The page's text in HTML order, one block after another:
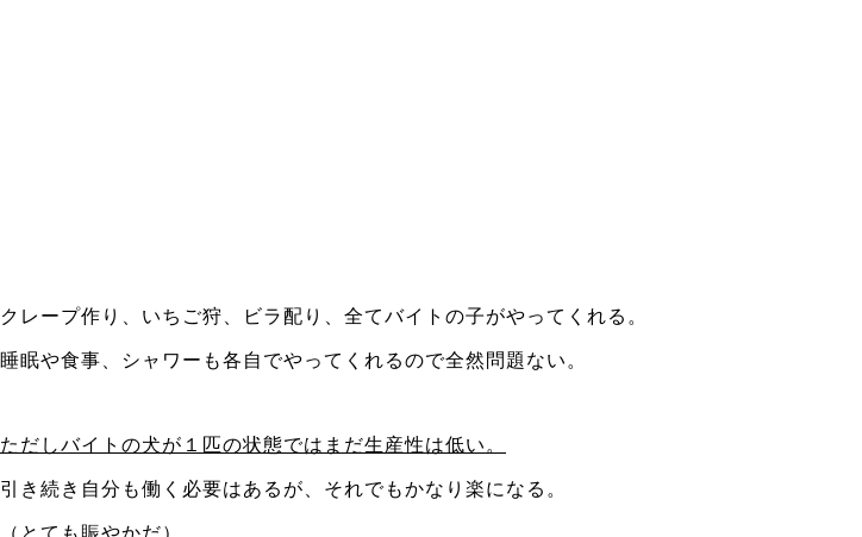
クレープ作り、いちご狩、ビラ配り、全てバイトの子がやってくれる。
睡眠や食事、シャワーも各自でやってくれるので全然問題ない。
ただしバイトの犬が１匹の状態ではまだ生産性は低い。
引き続き自分も働く必要はあるが、それでもかなり楽になる。
（とても賑やかだ）